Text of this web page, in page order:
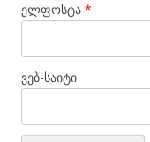
ელფოსტა *
ვებ-საიტი